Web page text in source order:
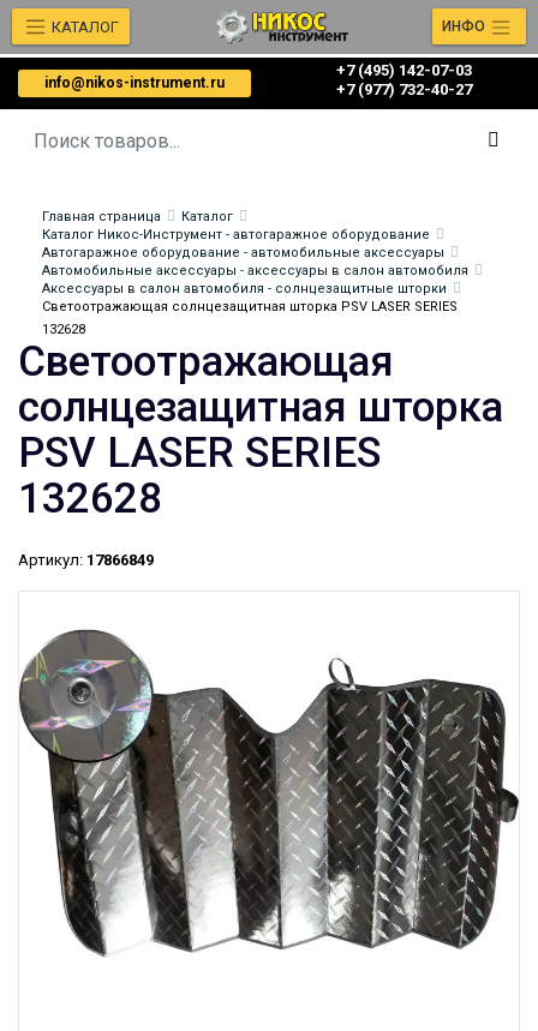
info@nikos-instrument.ru
+7 (495) 142-07-03
‎‎+7 (977) 732-40-27
КАТАЛОГ ИНФО
Главная страница
Каталог
Каталог Никос-Инструмент - автогаражное оборудование
Автогаражное оборудование - автомобильные аксессуары
Автомобильные аксессуары - аксессуары в салон автомобиля
Аксессуары в салон автомобиля - солнцезащитные шторки
Светоотражающая солнцезащитная шторка PSV LASER SERIES
132628
Светоотражающая
солнцезащитная шторка
PSV LASER SERIES
132628
Артикул: 17866849